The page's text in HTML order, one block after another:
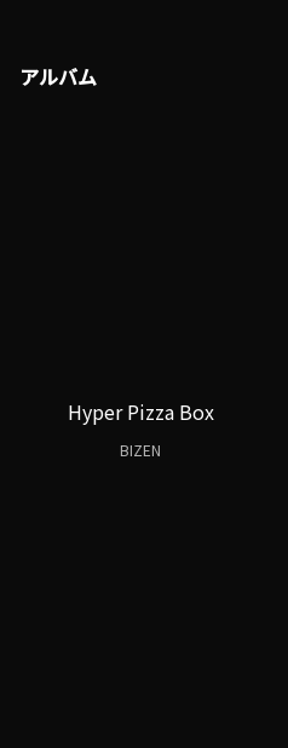
アルバム
Hyper Pizza Box
BIZEN